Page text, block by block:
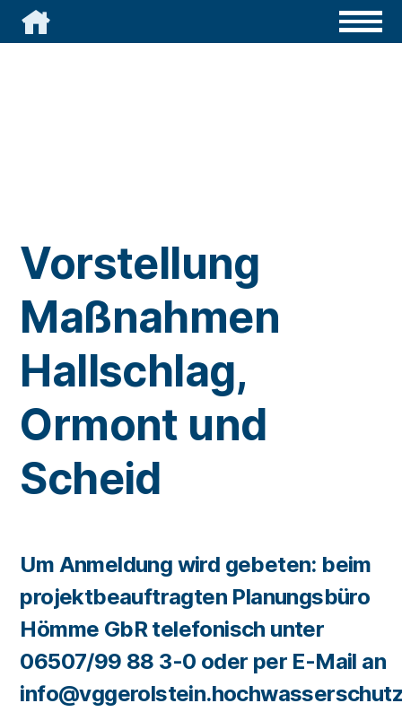

Vorstellung
Maßnahmen
Hallschlag,
Ormont und
Scheid
Um Anmeldung wird gebeten: beim
projektbeauftragten Planungsbüro
Hömme GbR telefonisch unter
06507/99 88 3-0 oder per E-Mail an